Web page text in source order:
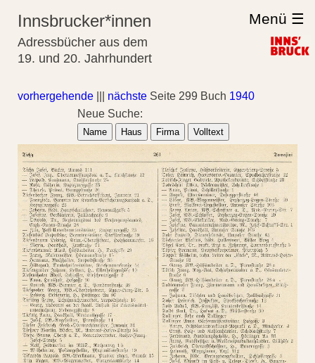
Innsbrucker*innen
Adressbücher aus dem
19. und 20. Jahrhundert
Menü ☰
vorhergehende nächste Seite 299 Buch 1940
Neue Suche:
Name Haus Firma Volltext